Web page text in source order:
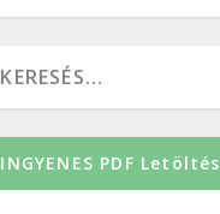
INGYENES PDF Letöltés